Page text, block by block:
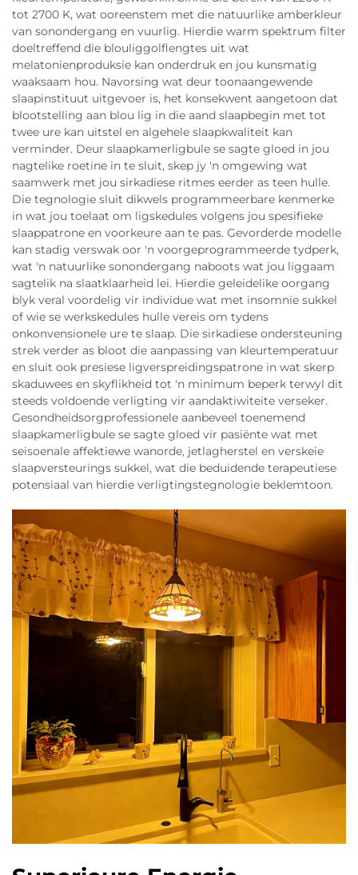
tot 2700 K, wat ooreenstem met die natuurlike amberkleur
van sonondergang en vuurlig. Hierdie warm spektrum filter
doeltreffend die blouliggolflengtes uit wat
melatonienproduksie kan onderdruk en jou kunsmatig
waaksaam hou. Navorsing wat deur toonaangewende
slaapinstituut uitgevoer is, het konsekwent aangetoon dat
blootstelling aan blou lig in die aand slaapbegin met tot
twee ure kan uitstel en algehele slaapkwaliteit kan
verminder. Deur slaapkamerligbule se sagte gloed in jou
nagtelike roetine in te sluit, skep jy 'n omgewing wat
saamwerk met jou sirkadiese ritmes eerder as teen hulle.
Die tegnologie sluit dikwels programmeerbare kenmerke
in wat jou toelaat om ligskedules volgens jou spesifieke
slaappatrone en voorkeure aan te pas. Gevorderde modelle
kan stadig verswak oor 'n voorgeprogrammeerde tydperk,
wat 'n natuurlike sonondergang naboots wat jou liggaam
sagtelik na slaatklaarheid lei. Hierdie geleidelike oorgang
blyk veral voordelig vir individue wat met insomnie sukkel
of wie se werkskedules hulle vereis om tydens
onkonvensionele ure te slaap. Die sirkadiese ondersteuning
strek verder as bloot die aanpassing van kleurtemperatuur
en sluit ook presiese ligverspreidingspatrone in wat skerp
skaduwees en skyflikheid tot 'n minimum beperk terwyl dit
steeds voldoende verligting vir aandaktiwiteite verseker.
Gesondheidsorgprofessionele aanbeveel toenemend
slaapkamerligbule se sagte gloed vir pasiënte wat met
seisoenale affektiewe wanorde, jetlagherstel en verskeie
slaapversteurings sukkel, wat die beduidende terapeutiese
potensiaal van hierdie verligtingstegnologie beklemtoon.